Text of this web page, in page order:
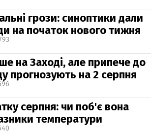
грози: синоптики дали
на початок нового тижня
на Заході, але припече до
прогнозують на 2 серпня
серпня: чи поб'є вона
температури